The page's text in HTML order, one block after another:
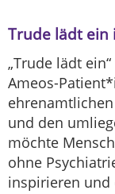
Trude lädt ein
„Trude lädt
Ameos-
und den
möchte
ohne
inspirieren und